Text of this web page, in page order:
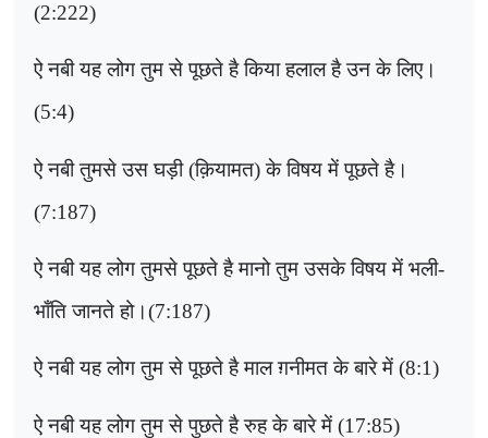
(2:222)
ऐ नबी यह लोग तुम से पूछते है किया हलाल है उन के लिए।
(5:4)
ऐ नबी तुमसे उस घड़ी (क़ियामत) के विषय में पूछते है।
(7:187)
ऐ नबी यह लोग तुमसे पूछते है मानो तुम उसके विषय में भली-
भाँति जानते हो।(7:187)
ऐ नबी यह लोग तुम से पूछते है माल ग़नीमत के बारे में (8:1)
ऐ नबी यह लोग तुम से पुछते है रुह के बारे में (17:85)